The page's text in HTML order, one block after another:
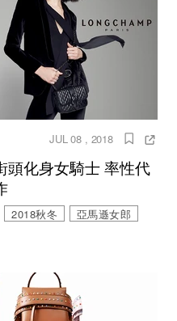
JUL 08 , 2018
頭化身女騎士 率性代
2018秋冬
亞馬遜女郎